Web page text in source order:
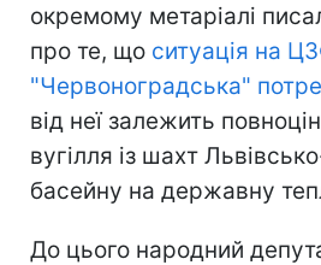
окремому метаріалі
про те, що ситуація на
"Червоноградська"
від неї залежить
вугілля із шахт
басейну на державну
До цього народний